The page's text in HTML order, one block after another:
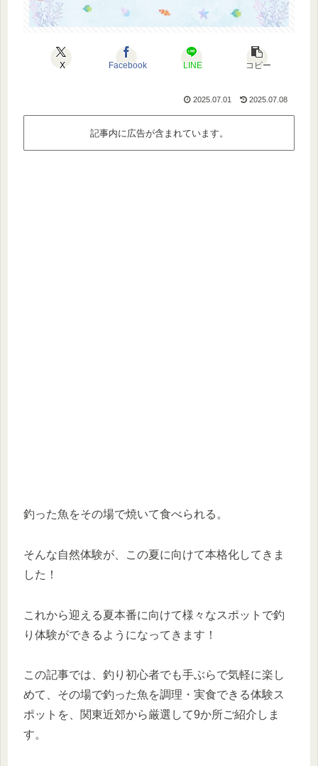
X Facebook LINE コピー
2025.07.01 2025.07.08
記事内に広告が含まれています。
釣った魚をその場で焼いて食べられる。
そんな自然体験が、この夏に向けて本格化してきま
した！
これから迎える夏本番に向けて様々なスポットで釣
り体験ができるようになってきます！
この記事では、釣り初心者でも手ぶらで気軽に楽し
めて、その場で釣った魚を調理・実食できる体験ス
ポットを、関東近郊から厳選して9か所ご紹介しま
す。